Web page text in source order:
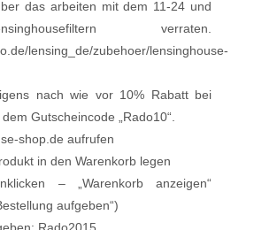
das arbeiten mit dem 11-24 und
verraten.
lensing_de/zubehoer/lensinghouse-
nach wie vor 10% Rabatt bei
Gutscheincode „Rado10“.
shop.de aufrufen
in den Warenkorb legen
– „Warenkorb anzeigen“
aufgeben“)